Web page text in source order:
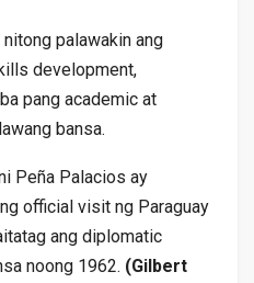
palawakin ang
development,
pang academic at
bansa.
Peña Palacios ay
official visit ng Paraguay
ang diplomatic
noong 1962. (Gilbert